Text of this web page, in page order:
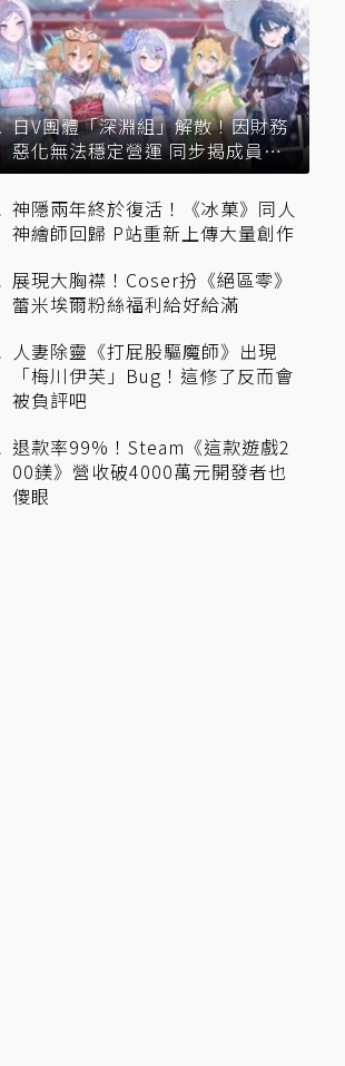
日V團體「深淵組」解散！因財務
惡化無法穩定營運 同步揭成員未
來去向
神隱兩年終於復活！《冰菓》同人
神繪師回歸 P站重新上傳大量創作
展現大胸襟！Coser扮《絕區零》
蕾米埃爾粉絲福利給好給滿
人妻除靈《打屁股驅魔師》出現
「梅川伊芙」Bug！這修了反而會
被負評吧
退款率99%！Steam《這款遊戲2
00鎂》營收破4000萬元開發者也
傻眼